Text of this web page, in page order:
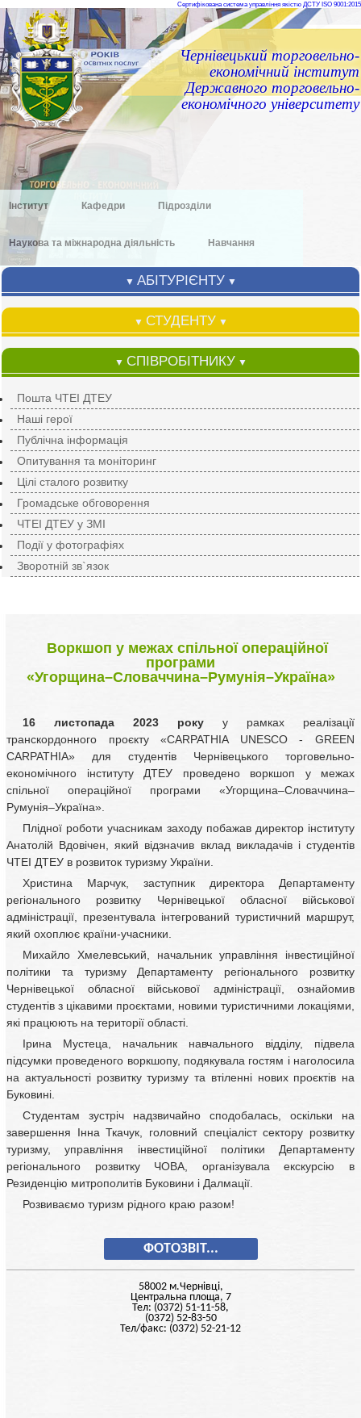
Чернівецький торговельно-
економічний інститут
Державного торговельно-
економічного університету
Сертифікована система управління якістю ДСТУ ISO 9001:2015
Інститут Кафедри Підрозділи
Наукова та міжнародна діяльність Навчання
▼ АБІТУРІЄНТУ ▼
▼ СТУДЕНТУ ▼
▼ СПІВРОБІТНИКУ ▼
Пошта ЧТЕІ ДТЕУ
Наші герої
Публічна інформація
Опитування та моніторинг
Цілі сталого розвитку
Громадське обговорення
ЧТЕІ ДТЕУ у ЗМІ
Події у фотографіях
Зворотній зв`язок
Воркшоп у межах спільної операційної
програми
«Угорщина–Словаччина–Румунія–Україна»
16 листопада 2023 року у рамках реалізації
транскордонного проєкту «CARPATHIA UNESCO - GREEN
CARPATHIA» для студентів Чернівецького торговельно-
економічного інституту ДТЕУ проведено воркшоп у межах
спільної операційної програми «Угорщина–Словаччина–
Румунія–Україна».
Плідної роботи учасникам заходу побажав директор інституту
Анатолій Вдовічен, який відзначив вклад викладачів і студентів
ЧТЕІ ДТЕУ в розвиток туризму України.
Христина Марчук, заступник директора Департаменту
регіонального розвитку Чернівецької обласної військової
адміністрації, презентувала інтегрований туристичний маршрут,
який охоплює країни-учасники.
Михайло Хмелевський, начальник управління інвестиційної
політики та туризму Департаменту регіонального розвитку
Чернівецької обласної військової адміністрації, ознайомив
студентів з цікавими проєктами, новими туристичними локаціями,
які працюють на території області.
Ірина Мустеца, начальник навчального відділу, підвела
підсумки проведеного воркшопу, подякувала гостям і наголосила
на актуальності розвитку туризму та втіленні нових проєктів на
Буковині.
Студентам зустріч надзвичайно сподобалась, оскільки на
завершення Інна Ткачук, головний спеціаліст сектору розвитку
туризму, управління інвестиційної політики Департаменту
регіонального розвитку ЧОВА, організувала екскурсію в
Резиденцію митрополитів Буковини і Далмації.
Розвиваємо туризм рідного краю разом!
ФОТОЗВІТ...
58002 м.Чернiвцi,
Центральна площа, 7
Тел: (0372) 51-11-58,
(0372) 52-83-50
Тел/факс: (0372) 52-21-12